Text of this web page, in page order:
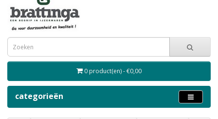
0 product(en) - €0,00
categorieën